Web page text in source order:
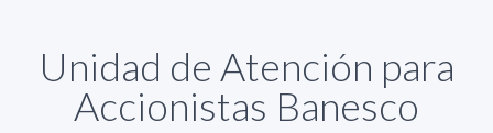
Unidad de Atención para
Accionistas Banesco